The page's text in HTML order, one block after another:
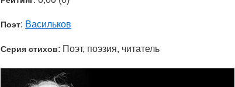
Поэт: Васильков
Серия стихов: Поэт, поэзия, читатель